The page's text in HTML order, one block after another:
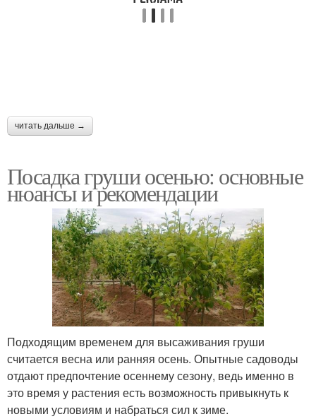
читать дальше →
Посадка груши осенью: основные
нюансы и рекомендации
Подходящим временем для высаживания груши
считается весна или ранняя осень. Опытные садоводы
отдают предпочтение осеннему сезону, ведь именно в
это время у растения есть возможность привыкнуть к
новыми условиям и набраться сил к зиме.